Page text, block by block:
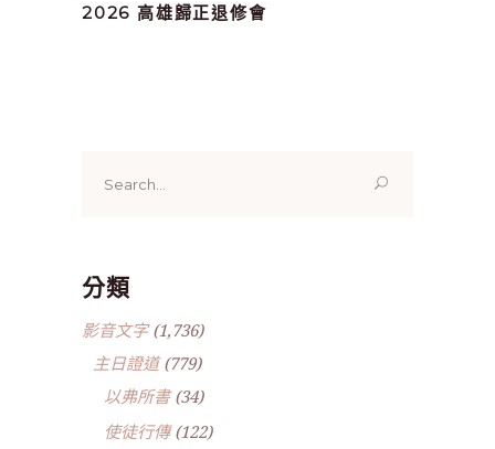
2026 高雄歸正退修會
for:
分類
影音文字(1,736)
主日證道(779)
以弗所書(34)
使徒行傳(122)